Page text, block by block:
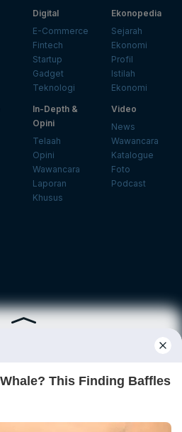
Digital
E-Commerce
Fintech
Startup
Gadget
Teknologi
Ekonopedia
Sejarah
Ekonomi
Profil
Istilah
Ekonomi
In-Depth &
Opini
Telaah
Opini
Wawancara
Laporan
Khusus
Video
News
Wawancara
Katalogue
Foto
Podcast
Daftar